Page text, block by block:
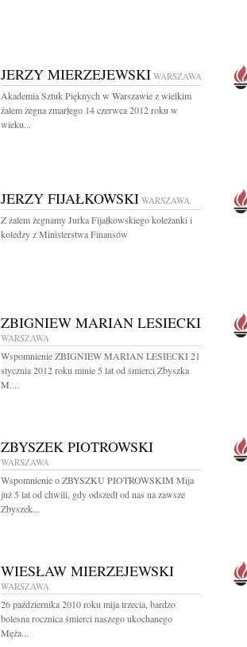
JERZY MIERZEJEWSKI WARSZAWA
Akademia Sztuk Pięknych w Warszawie z wielkim
żalem żegna zmarłego 14 czerwca 2012 roku w
wieku...
JERZY FIJAŁKOWSKI WARSZAWA
Z żalem żegnamy Jurka Fijałkowskiego koleżanki i
koledzy z Ministerstwa Finansów
ZBIGNIEW MARIAN LESIECKI
WARSZAWA
Wspomnienie ZBIGNIEW MARIAN LESIECKI 21
stycznia 2012 roku minie 5 lat od śmierci Zbyszka
M....
ZBYSZEK PIOTROWSKI
WARSZAWA
Wspomnienie o ZBYSZKU PIOTROWSKIM Mija
już 5 lat od chwili, gdy odszedł od nas na zawsze
Zbyszek...
WIESŁAW MIERZEJEWSKI
WARSZAWA
26 października 2010 roku mija trzecia, bardzo
bolesna rocznica śmierci naszego ukochanego
Męża...